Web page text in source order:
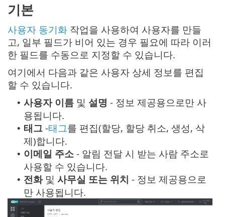
기본
사용자 동기화 작업을 사용하여 사용자를 만들
고, 일부 필드가 비어 있는 경우 필요에 따라 이러
한 필드를 수동으로 지정할 수 있습니다.
여기에서 다음과 같은 사용자 상세 정보를 편집
할 수 있습니다.
• 사용자 이름 및 설명 - 정보 제공용으로만 사
용됩니다.
• 태그 -태그를 편집(할당, 할당 취소, 생성, 삭
제)합니다.
• 이메일 주소 - 알림 전달 시 받는 사람 주소로
사용할 수 있습니다.
• 전화및 사무실 또는 위치 - 정보 제공용으로
만 사용됩니다.